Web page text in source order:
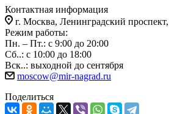
Контактная информация
г. Москва, Ленинградский
Режим работы:
Пн. – Пт.: с 9:00 до 20:00
Сб..: с 10:00 до 18:00
Вск..: выходной до сентября
moscow@mir-nagrad.ru
Поделиться